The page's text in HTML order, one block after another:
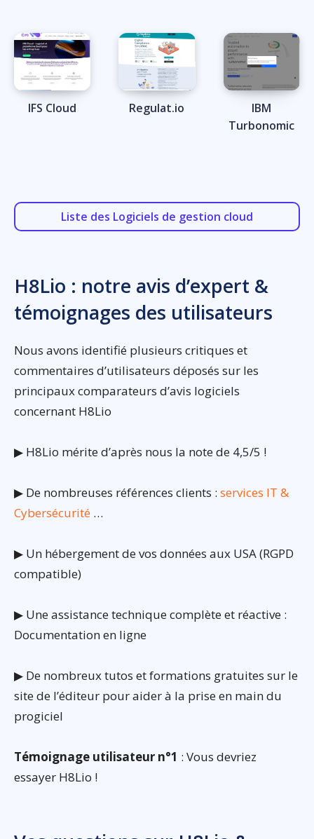
IFS Cloud Regulat.io
IBM
Turbonomic
Liste des Logiciels de gestion cloud
H8Lio : notre avis d’expert &
témoignages des utilisateurs
Nous avons identifié plusieurs critiques et
commentaires d’utilisateurs déposés sur les
principaux comparateurs d’avis logiciels
concernant H8Lio
▶ H8Lio mérite d’après nous la note de 4,5/5 !
▶ De nombreuses références clients : services IT &
Cybersécurité …
▶ Un hébergement de vos données aux USA (RGPD
compatible)
▶ Une assistance technique complète et réactive :
Documentation en ligne
▶ De nombreux tutos et formations gratuites sur le
site de l’éditeur pour aider à la prise en main du
progiciel
Témoignage utilisateur n°1 : Vous devriez
essayer H8Lio !